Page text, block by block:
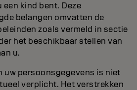
een kind bent. Deze
belangen omvatten de
zoals vermeld in sectie
het beschikbaar stellen van
u.
uw persoonsgegevens is niet
verplicht. Het verstrekken